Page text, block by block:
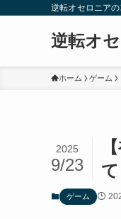
逆転オセロニア
逆転オ
ホーム ゲーム
2025
9/23
ゲーム